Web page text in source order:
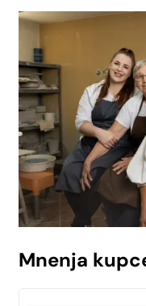
Mnenja